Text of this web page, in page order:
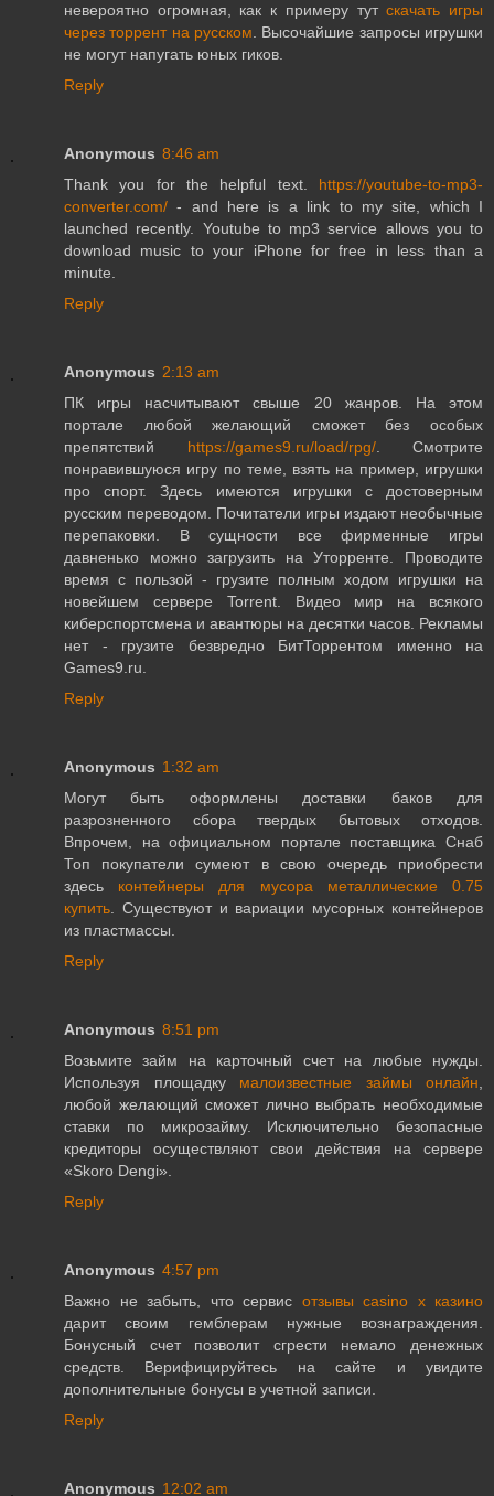
невероятно огромная, как к примеру тутскачать игры
через торрент на русском . Высочайшие запросы игрушки
не могут напугать юных гиков.
Reply
Anonymous 8:46 am
Thank you for the helpful text. https://youtube-to-mp3-
converter.com/ - and here is a link to my site, which I
launched recently. Youtube to mp3 service allows you to
download music to your iPhone for free in less than a
minute.
Reply
Anonymous 2:13 am
ПК игры насчитывают свыше 20 жанров. На этом
портале любой желающий сможет без особых
препятствий https://games9.ru/load/rpg/. Смотрите
понравившуюся игру по теме, взять на пример, игрушки
про спорт. Здесь имеются игрушки с достоверным
русским переводом. Почитатели игры издают необычные
перепаковки. В сущности все фирменные игры
давненько можно загрузить на Уторренте. Проводите
время с пользой - грузите полным ходом игрушки на
новейшем сервере Torrent. Видео мир на всякого
киберспортсмена и авантюры на десятки часов. Рекламы
нет - грузите безвредно БитТоррентом именно на
Games9.ru.
Reply
Anonymous 1:32 am
Могут быть оформлены доставки баков для
разрозненного сбора твердых бытовых отходов.
Впрочем, на официальном портале поставщика Снаб
Топ покупатели сумеют в свою очередь приобрести
здесь контейнеры для мусора металлические 0.75
купить . Существуют и вариации мусорных контейнеров
из пластмассы.
Reply
Anonymous 8:51 pm
Возьмите займ на карточный счет на любые нужды.
Используя площадку малоизвестные займы онлайн
любой желающий сможет лично выбрать необходимые
ставки по микрозайму. Исключительно безопасные
кредиторы осуществляют свои действия на сервере
«Skoro Dengi».
Reply
Anonymous 4:57 pm
Важно не забыть, что сервис отзывы casino x казино
дарит своим гемблерам нужные вознаграждения.
Бонусный счет позволит сгрести немало денежных
средств. Верифицируйтесь на сайте и увидите
дополнительные бонусы в учетной записи.
Reply
Anonymous 12:02 am